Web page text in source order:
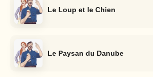
Le Loup et le Chien
Le Paysan du Danube